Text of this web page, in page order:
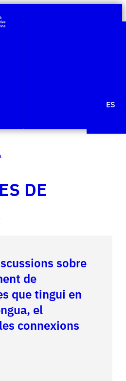
ES
DE
sobre
de
que tingui en
el
connexions